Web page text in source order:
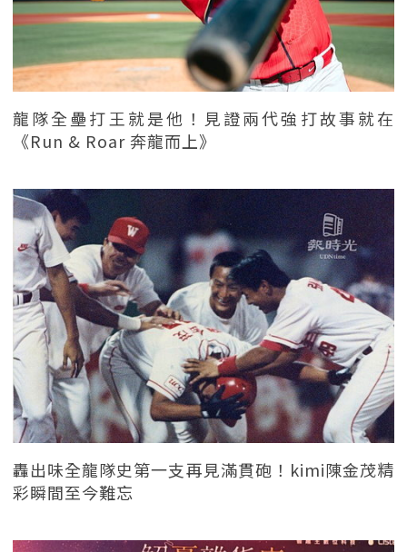
龍隊全壘打王就是他！見證兩代強打故事就在
《Run & Roar 奔龍而上》
轟出味全龍隊史第一支再見滿貫砲！kimi陳金茂精
彩瞬間至今難忘